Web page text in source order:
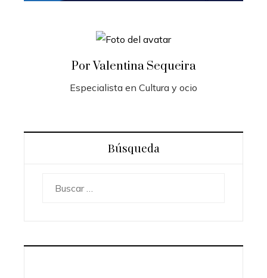
Por Valentina Sequeira
Especialista en Cultura y ocio
Búsqueda